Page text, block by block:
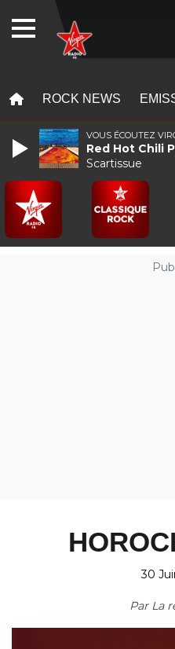
ROCK NEWS
30
Par La
VOUS ÉCOUTEZ
Red Hot Chili
Scartissue
WEBRADIO